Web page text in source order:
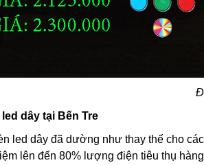
dây tại Bến Tre
led dây đã dường như thay thế cho
lên đến 80% lượng điện tiêu thụ